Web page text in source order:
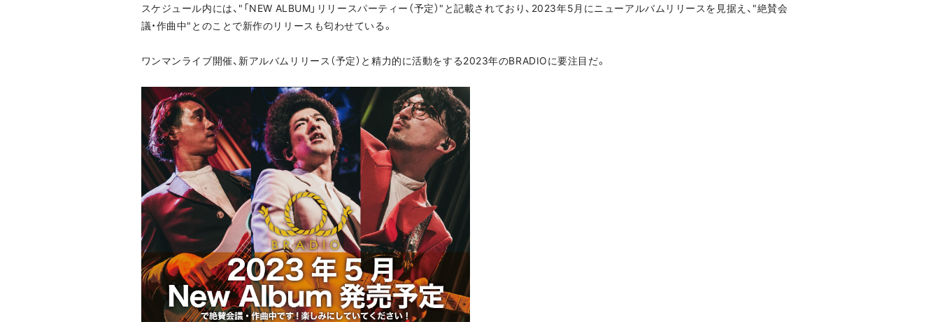
スケジュール内には、"「NEW ALBUM」リリースパーティー（予定）"と記載されており、2023年5月にニューアルバムリリースを見据え、"絶賛会
議・作曲中"とのことで新作のリリースも匂わせている。
ワンマンライブ開催、新アルバムリリース（予定）と精力的に活動をする2023年のBRADIOに要注目だ。